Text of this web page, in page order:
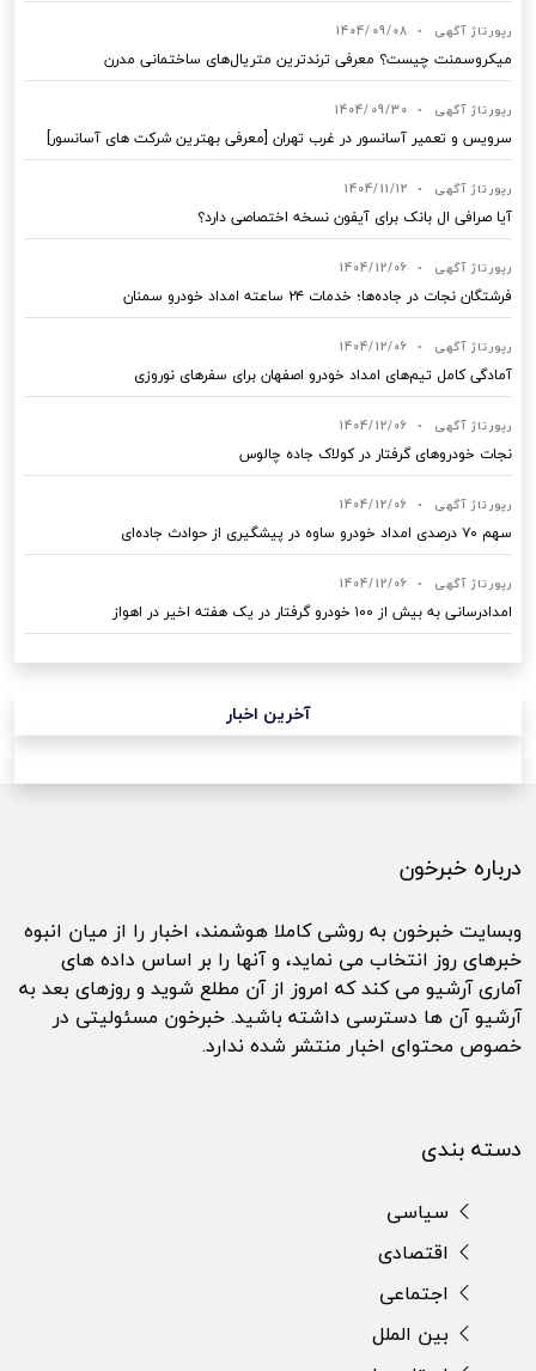
رپورتاژ آگهی •
1404/09/08
میکروسمنت چیست؟ معرفی ترندترین متریال‌های ساختمانی مدرن
رپورتاژ آگهی •
1404/09/30
سرویس و تعمیر آسانسور در غرب تهران [معرفی بهترین شرکت های آسانسور]
رپورتاژ آگهی •
1404/11/12
آیا صرافی ال بانک برای آیفون نسخه اختصاصی دارد؟
رپورتاژ آگهی •
1404/12/06
فرشتگان نجات در جاده‌ها؛ خدمات ۲۴ ساعته امداد خودرو سمنان
رپورتاژ آگهی •
1404/12/06
آمادگی کامل تیم‌های امداد خودرو اصفهان برای سفرهای نوروزی
رپورتاژ آگهی •
1404/12/06
نجات خودروهای گرفتار در کولاک جاده چالوس
رپورتاژ آگهی •
1404/12/06
سهم ۷۰ درصدی امداد خودرو ساوه در پیشگیری از حوادث جاده‌ای
رپورتاژ آگهی •
1404/12/06
امدادرسانی به بیش از ۱۰۰ خودرو گرفتار در یک هفته اخیر در اهواز
آخرین اخبار
درباره خبرخون
وبسایت خبرخون به روشی کاملا هوشمند، اخبار را از میان انبوه
خبرهای روز انتخاب می نماید، و آنها را بر اساس داده های
آماری آرشیو می کند که امروز از آن مطلع شوید و روزهای بعد به
آرشیو آن ها دسترسی داشته باشید. خبرخون مسئولیتی در
خصوص محتوای اخبار منتشر شده ندارد.
دسته بندی
سیاسی
اقتصادی
اجتماعی
بین الملل